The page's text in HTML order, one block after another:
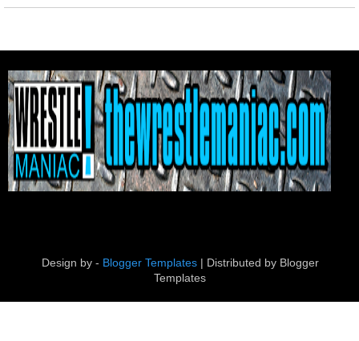
Design by - Blogger Templates| Distributed by Blogger
Templates